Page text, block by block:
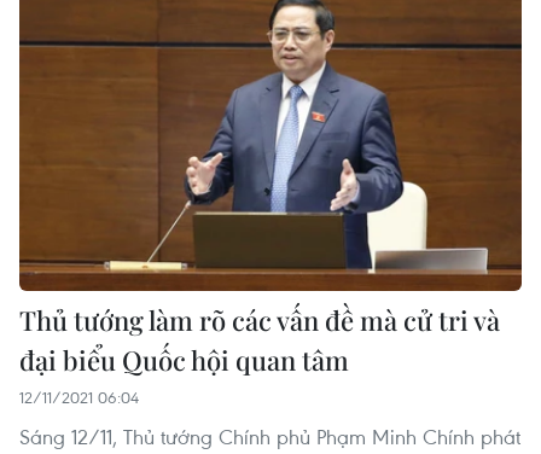
Thủ tướng làm rõ các vấn đề mà cử tri và
đại biểu Quốc hội quan tâm
12/11/2021 06:04
Sáng 12/11, Thủ tướng Chính phủ Phạm Minh Chính phát